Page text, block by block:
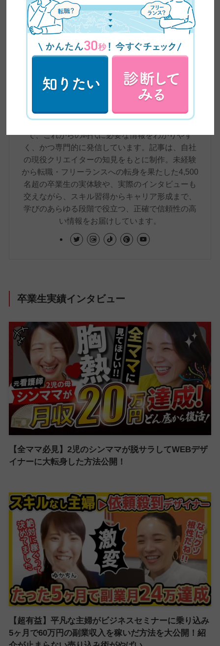
ZEROICHI TIMES by 日本デザイン 編集部
ZEROICHI TIMESは、副業・兼業の解禁や普及、
AIの台頭によるスキル需要の変化など、大きく変
わりつつある働き方をめぐる環境をふまえ、在宅
ワーク・副業といった新しい働き方から、WEBデ
ザインやWEBライティングなどのリスキリングま
で、これからの時代に必要な情報をわかりやす
く、かつ専門的に発信しています。記事は、自社
の現役クリエイターの知見をもとに制作。未経験
から転職・フリーランスへの転身を果たした4,500
名超の卒業生の実体験や、実際のインタビューも
交えながら、スキル習得からキャリア形成まで、
学びのあらゆる段階で役立つ、正確で信頼性の高
い情報をお届けしています。
卒業生実績インタビュー
【全ママ必見】2児のシンママが脱サラしてWEBデザ
イナーに大転身した方法公開！
【超有益】平凡な主婦がビジネスセミナーに乗り込み
5ヶ月で60万円の副業収入を稼いだ方法を大公開！紹